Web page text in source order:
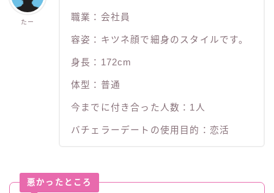
たー
職業：会社員
容姿：キツネ顔で細身のスタイルです。
身長：172cm
体型：普通
今までに付き合った人数：1人
バチェラーデートの使用目的：恋活
悪かったところ